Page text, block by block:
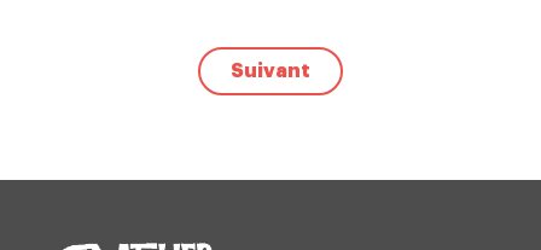
Suivant